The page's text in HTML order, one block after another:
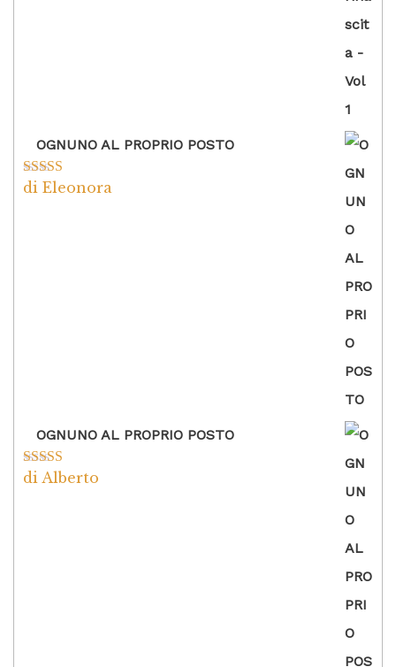
OGNUNO AL PROPRIO POSTO
Valutato5su
di Eleonora
OGNUNO AL PROPRIO POSTO
Valutato5su
di Alberto